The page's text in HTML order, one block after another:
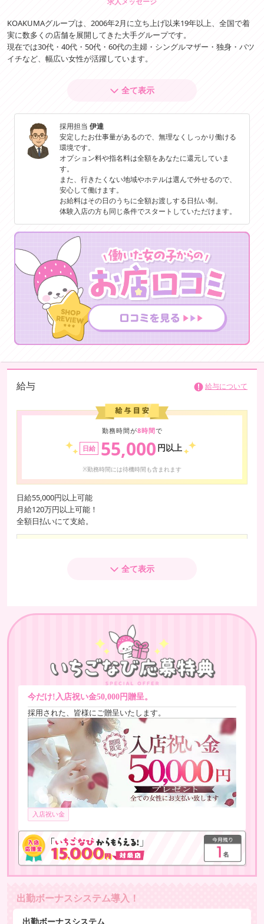
KOAKUMAグループは、2006年2月に立ち上げ以来19年以上、全国で着
実に数多くの店舗を展開してきた大手グループです。
現在では30代・40代・50代・60代の主婦・シングルマザー・独身・バツ
イチなど、幅広い女性が活躍しています。
「容姿や体型に自信がない…」
週1日、2～3時間からの勤務も可能なので、家事や子育てとの両立もしや
すい環境です。
お客様のニーズもさまざまなため、幅広いタイプの奥さまを募集してい
どんな小さな不安でもご相談ください。
我々は、あなたの新しい一歩を全力で応援します。
全て表示
採用担当伊達
安定したお仕事量があるので、無理なくしっかり働ける
環境です。
オプション料や指名料は全額をあなたに還元していま
す。
また、行きたくない地域やホテルは選んで外せるので、
安心して働けます。
お給料はその日のうちに全額お渡しする日払い制。
体験入店の方も同じ条件でスタートしていただけます。
給与 給与について
勤務時間が8時間で
日給 55,000 円以上
※勤務時間には待機時間も含まれます
日給55,000円以上可能
月給120万円以上可能！
全額日払いにて支給。
ボーナスシステム導入！
毎月、出勤ボーナス最大10万円
面接交通費全額支給
最低給料保証
全て表示
今だけ!入店祝い金50,000円贈呈。
採用された、皆様にご贈呈いたします。
入店祝い金
出勤ボーナスシステム導入！
出勤ボーナスシステム